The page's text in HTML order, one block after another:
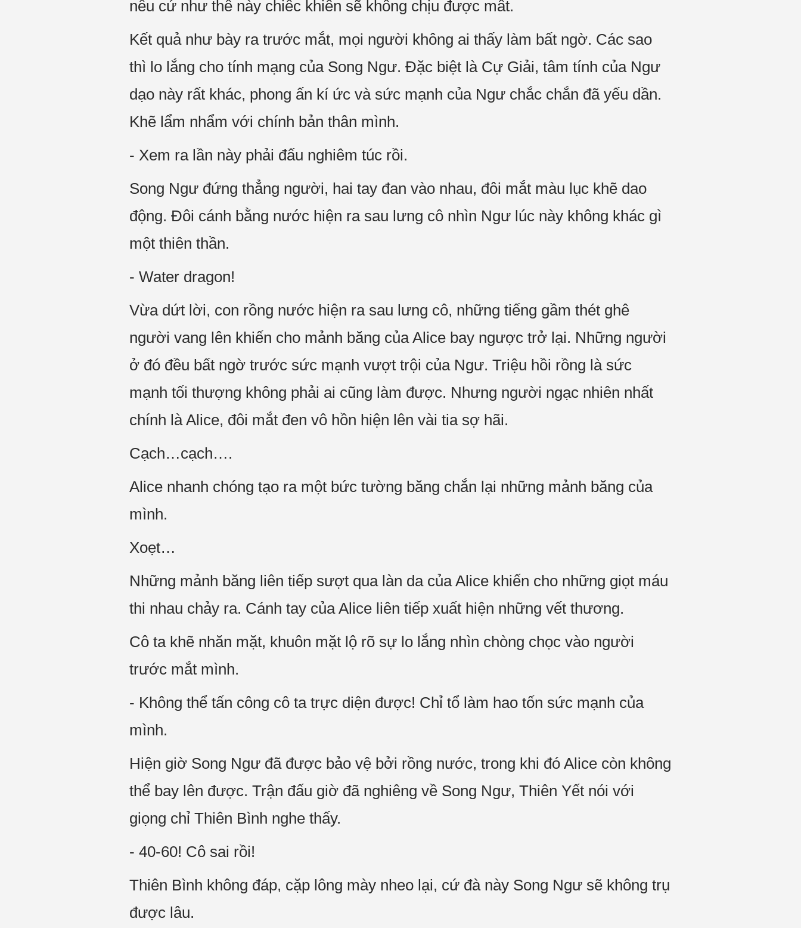
nếu cứ như thế này chiếc khiên sẽ không chịu được mất.
Kết quả như bày ra trước mắt, mọi người không ai thấy làm bất ngờ. Các sao
thì lo lắng cho tính mạng của Song Ngư. Đặc biệt là Cự Giải, tâm tính của Ngư
dạo này rất khác, phong ấn kí ức và sức mạnh của Ngư chắc chắn đã yếu dần.
Khẽ lẩm nhẩm với chính bản thân mình.
- Xem ra lần này phải đấu nghiêm túc rồi.
Song Ngư đứng thẳng người, hai tay đan vào nhau, đôi mắt màu lục khẽ dao
động. Đôi cánh bằng nước hiện ra sau lưng cô nhìn Ngư lúc này không khác gì
một thiên thần.
- Water dragon!
Vừa dứt lời, con rồng nước hiện ra sau lưng cô, những tiếng gầm thét ghê
người vang lên khiến cho mảnh băng của Alice bay ngược trở lại. Những người
ở đó đều bất ngờ trước sức mạnh vượt trội của Ngư. Triệu hồi rồng là sức
mạnh tối thượng không phải ai cũng làm được. Nhưng người ngạc nhiên nhất
chính là Alice, đôi mắt đen vô hồn hiện lên vài tia sợ hãi.
Cạch…cạch….
Alice nhanh chóng tạo ra một bức tường băng chắn lại những mảnh băng của
mình.
Xoẹt…
Những mảnh băng liên tiếp sượt qua làn da của Alice khiến cho những giọt máu
thi nhau chảy ra. Cánh tay của Alice liên tiếp xuất hiện những vết thương.
Cô ta khẽ nhăn mặt, khuôn mặt lộ rõ sự lo lắng nhìn chòng chọc vào người
trước mắt mình.
- Không thể tấn công cô ta trực diện được! Chỉ tổ làm hao tốn sức mạnh của
mình.
Hiện giờ Song Ngư đã được bảo vệ bởi rồng nước, trong khi đó Alice còn không
thể bay lên được. Trận đấu giờ đã nghiêng về Song Ngư, Thiên Yết nói với
giọng chỉ Thiên Bình nghe thấy.
- 40-60! Cô sai rồi!
Thiên Bình không đáp, cặp lông mày nheo lại, cứ đà này Song Ngư sẽ không trụ
được lâu.